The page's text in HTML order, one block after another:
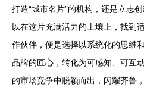
打造“城市名片”的机构，还是立志
以在这片充满活力的土壤上，找到
作伙伴，便是选择以系统化的思维
品牌的匠心，转化为可感知、可互
的市场竞争中脱颖而出，闪耀齐鲁